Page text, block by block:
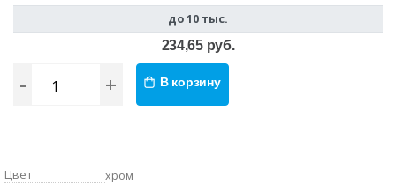
до 10 тыс.
234,65 руб.
- + В корзину
Цвет
хром